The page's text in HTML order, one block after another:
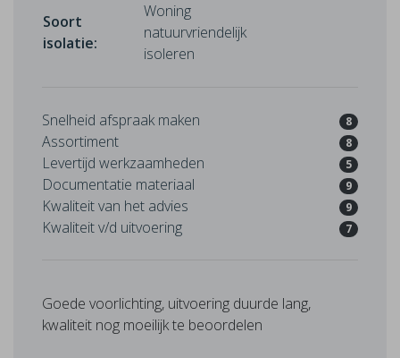
Soort
isolatie:
Woning
natuurvriendelijk
isoleren
Snelheid afspraak maken 8
Assortiment 8
Levertijd werkzaamheden 5
Documentatie materiaal 9
Kwaliteit van het advies 9
Kwaliteit v/d uitvoering 7
Goede voorlichting, uitvoering duurde lang,
kwaliteit nog moeilijk te beoordelen